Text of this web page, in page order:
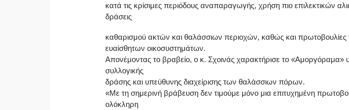
κατά τις κρίσιμες περιόδους αναπαραγωγής, χρήση πιο επιλεκτικών
δράσεις
καθαρισμού ακτών και θαλάσσιων περιοχών, καθώς και πρωτοβουλίες
ευαίσθητων οικοσυστημάτων.
Απονέμοντας το βραβείο, ο κ. Σχοινάς χαρακτήρισε το «Αμοργόραμα»
συλλογικής
δράσης και υπεύθυνης διαχείρισης των θαλάσσιων πόρων.
«Με τη σημερινή βράβευση δεν τιμούμε μόνο μια επιτυχημένη
ολόκληρη